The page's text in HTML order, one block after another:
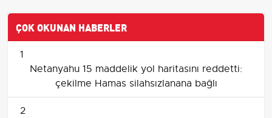
ÇOK OKUNAN HABERLER
1
Netanyahu 15 maddelik yol haritasını reddetti:
çekilme Hamas silahsızlanana bağlı
2